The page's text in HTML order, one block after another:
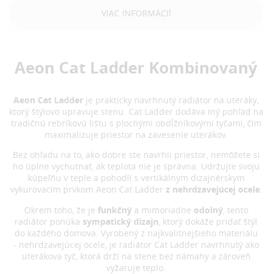
VIAC INFORMÁCIÍ
Aeon Cat Ladder Kombinovaný
Aeon Cat Ladder je prakticky navrhnutý radiátor na uteráky,
ktorý štýlovo upravuje stenu. Cat Ladder dodáva iný pohľad na
tradičnú rebríkovú lištu s plochými obdĺžníkovými tyčami, čím
maximalizuje priestor na zavesenie uterákov.
Bez ohľadu na to, ako dobre ste navrhli priestor, nemôžete si
ho úplne vychutnať, ak teplota nie je správna. Udržujte svoju
kúpeľňu v teple a pohodlí s vertikálnym dizajnérskym
vykurovacím prvkom Aeon Cat Ladder z nehrdzavejúcej ocele.
Okrem toho, že je funkčnýa mimoriadne odolný, tento
radiátor ponúka sympatický dizajn , ktorý dokáže pridať štýl
do každého domova. Vyrobený z najkvalitnejšieho materiálu
- nehrdzavejúcej ocele, je radiátor Cat Ladder navrhnutý ako
uterákova tyč, ktorá drží na stene bez námahy a zároveň
vyžaruje teplo.